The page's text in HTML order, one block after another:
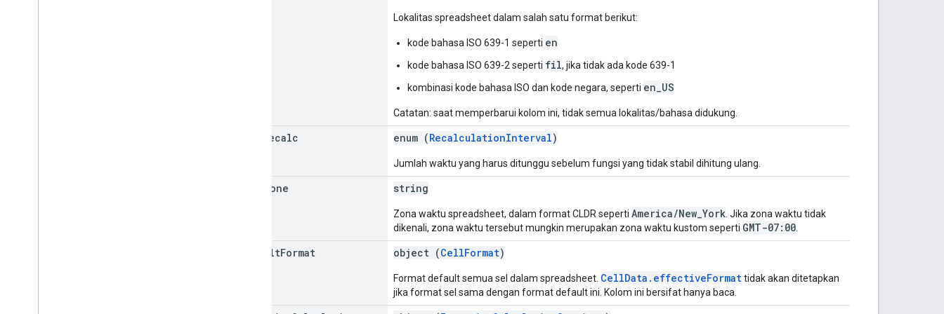
Lokalitas spreadsheet dalam salah satu format berikut:
kode bahasa ISO 639-1 seperti en
kode bahasa ISO 639-2 seperti fil, jika tidak ada kode 639-1
kombinasi kode bahasa ISO dan kode negara, seperti en_US
Catatan: saat memperbarui kolom ini, tidak semua lokalitas/bahasa didukung.
Recalc enum (RecalculationInterval)
Jumlah waktu yang harus ditunggu sebelum fungsi yang tidak stabil dihitung ulang.
Zone string
Zona waktu spreadsheet, dalam format CLDR seperti America/New_York . Jika zona waktu tidak
dikenali, zona waktu tersebut mungkin merupakan zona waktu kustom seperti GMT-07:00
defaultFormat object (CellFormat)
Format default semua sel dalam spreadsheet. CellData.effectiveFormattidak akan ditetapkan
jika format sel sama dengan format default ini. Kolom ini bersifat hanya baca.